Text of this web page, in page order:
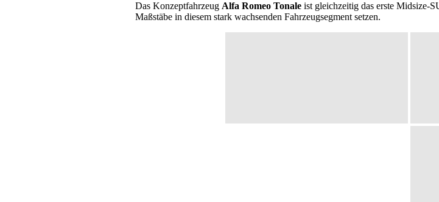
Das Konzeptfahrzeug Alfa Romeo Tonale ist gleichzeitig das erste Midsize-
Maßstäbe in diesem stark wachsenden Fahrzeugsegment setzen.